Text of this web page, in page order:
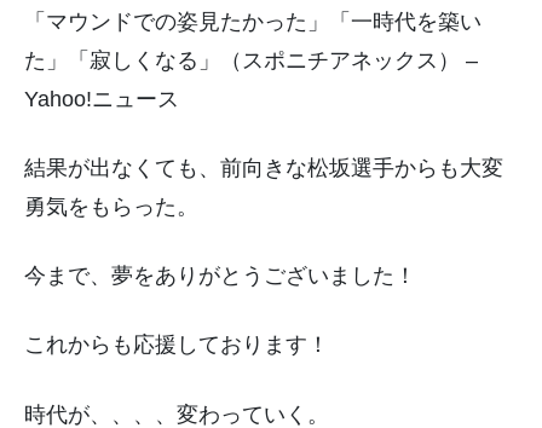
「マウンドでの姿見たかった」「一時代を築い
た」「寂しくなる」（スポニチアネックス） –
Yahoo!ニュース
結果が出なくても、前向きな松坂選手からも大変
勇気をもらった。
今まで、夢をありがとうございました！
これからも応援しております！
時代が、、、、変わっていく。